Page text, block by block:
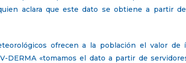
aclara que este dato se obtiene a partir
ofrecen a la población el valor de
«tomamos el dato a partir de